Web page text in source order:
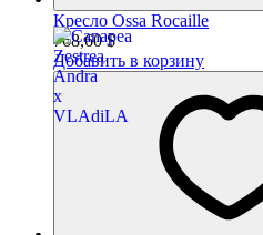
Кресло Ossa Rocaille
768,60$
Добавить в корзину